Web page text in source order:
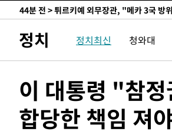
44분 전 >튀르키예 외무장관, "메카 3국 방
2시간 전 >
[속보]美중부 사령관, 이스라엘
2시간 전 >美 국방부, 켄달 전 공군장관 보
2시간 전 > “美 이란전 무기 소진…북한과
-31434초 전 >"일본축구협회, 대한축구협회
-24076초 전 >[속보]장은수, KLPGA 제주
정치 정치최신 청와대
이 대통령 "참
합당한 책임 져